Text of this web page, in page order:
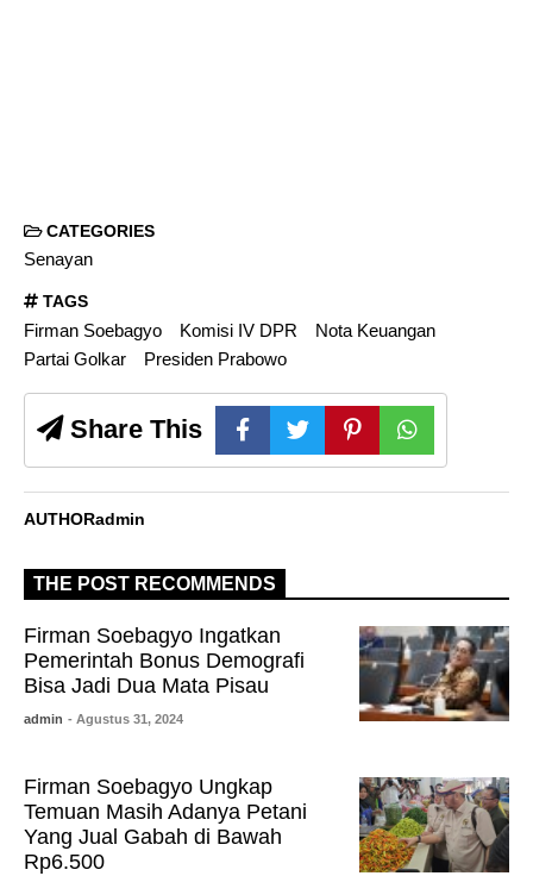
CATEGORIES
Senayan
TAGS
Firman Soebagyo Komisi IV DPR
Nota Keuangan
Partai Golkar
Presiden Prabowo
Share This
AUTHORadmin
THE POST RECOMMENDS
Firman Soebagyo Ingatkan
Pemerintah Bonus Demografi
Bisa Jadi Dua Mata Pisau
admin - Agustus 31, 2024
Firman Soebagyo Ungkap
Temuan Masih Adanya Petani
Yang Jual Gabah di Bawah
Rp6.500